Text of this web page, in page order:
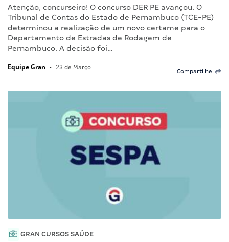
Atenção, concurseiro! O concurso DER PE avançou. O
Tribunal de Contas do Estado de Pernambuco (TCE-PE)
determinou a realização de um novo certame para o
Departamento de Estradas de Rodagem de
Pernambuco. A decisão foi…
Equipe Gran • 23 de Março
Compartilhe
GRAN CURSOS SAÚDE